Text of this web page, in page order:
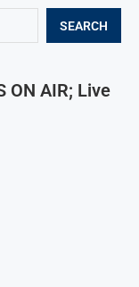
SEARCH
ON AIR; Live